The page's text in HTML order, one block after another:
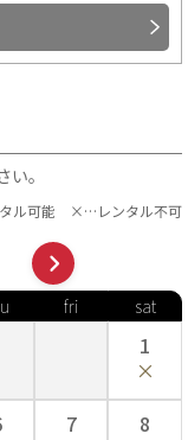
。
ル可能 ×…レンタル不可
fri sat
1
7 8